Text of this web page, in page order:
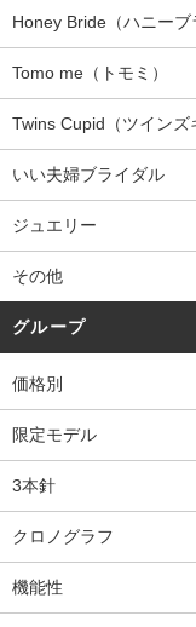
Honey Bride（ハニーブ
Tomo me（トモミ）
Twins Cupid（ツインズ
いい夫婦ブライダル
ジュエリー
その他
グループ
価格別
限定モデル
3本針
クロノグラフ
機能性